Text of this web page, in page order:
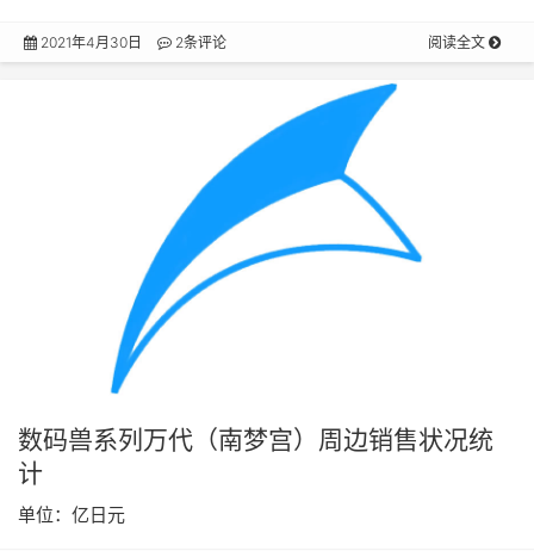
2021年4月30日 2条评论 阅读全文
数码兽系列万代（南梦宫）周边销售状况统
计
单位：亿日元